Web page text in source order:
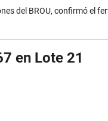
del BROU, confirmó el
en Lote 21